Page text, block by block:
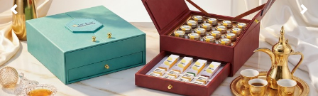
chevron_left chevron_right